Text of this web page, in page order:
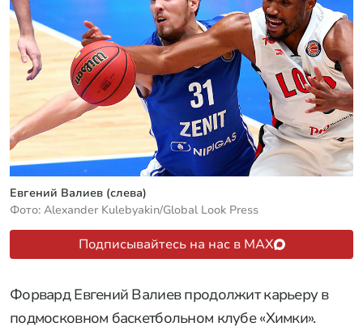
Евгений Валиев (слева)
Фото: Alexander Kulebyakin/Global Look Press
Подписывайтесь на нас в MAX
Форвард Евгений Валиев продолжит карьеру в
подмосковном баскетбольном клубе «Химки».